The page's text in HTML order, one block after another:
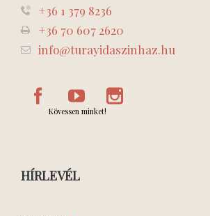
+36 1 379 8236
+36 70 607 2620
info@turayidaszinhaz.hu
Kövessen minket!
HÍRLEVÉL